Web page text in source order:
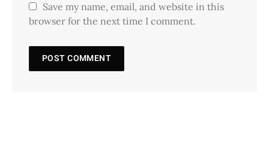
Save my name, email, and website in this
browser for the next time I comment.